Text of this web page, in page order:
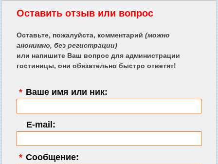
Оставить отзыв или вопрос
Оставьте, пожалуйста, комментарий (можно
анонимно, без регистрации)
или напишите Ваш вопрос для администрации
гостиницы, они обязательно быстро ответят!
* Ваше имя или ник:
E-mail:
* Сообщение: